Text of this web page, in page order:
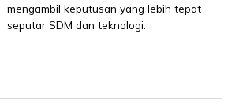
mengambil keputusan yang lebih tepat
seputar SDM dan teknologi.